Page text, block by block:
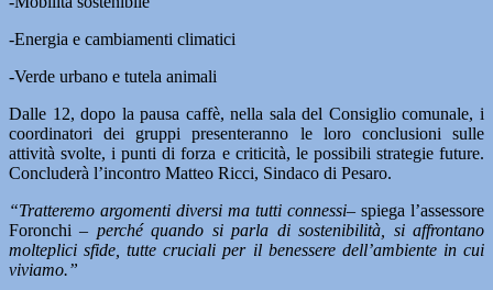
-Energia e cambiamenti climatici
-Verde urbano e tutela animali
Dalle 12, dopo la pausa caffè, nella sala del Consiglio comunale, i
coordinatori dei gruppi presenteranno le loro conclusioni sulle
attività svolte, i punti di forza e criticità, le possibili strategie future.
Concluderà l’incontro Matteo Ricci, Sindaco di Pesaro.
“Tratteremo argomenti diversi ma tutti connessi– spiega l’assessore
Foronchi– perché quando si parla di sostenibilità, si affrontano
molteplici sfide, tutte cruciali per il benessere dell’ambiente in cui
viviamo.”